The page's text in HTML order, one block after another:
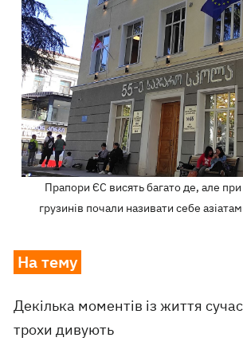
Прапори ЄС висять багато де, але
грузинів почали називати себе
На тему
Декілька моментів із життя
трохи дивують